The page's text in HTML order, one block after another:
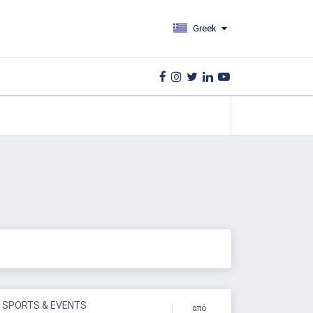
Greek
SPORTS & EVENTS από